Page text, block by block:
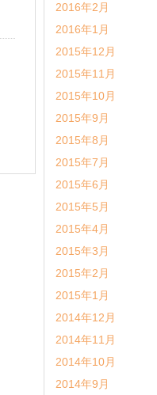
2016年2月
2016年1月
2015年12月
2015年11月
2015年10月
2015年9月
2015年8月
2015年7月
2015年6月
2015年5月
2015年4月
2015年3月
2015年2月
2015年1月
2014年12月
2014年11月
2014年10月
2014年9月